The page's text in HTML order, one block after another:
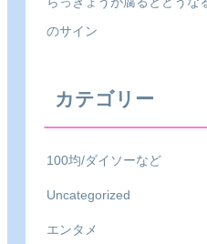
のサイン
カテゴリー
100均/ダイソーなど
Uncategorized
エンタメ